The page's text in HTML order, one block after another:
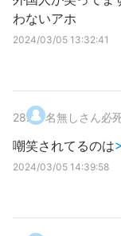
わないアホ
2024/03/05 13:32:41
28. 名無しさん必
嘲笑されてるのは
2024/03/05 14:39:58